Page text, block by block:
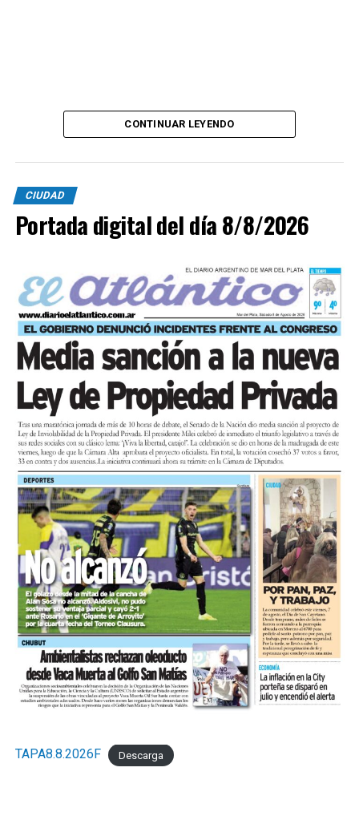
CONTINUAR LEYENDO
CIUDAD
Portada digital del día 8/8/2026
TAPA8.8.2026F Descarga